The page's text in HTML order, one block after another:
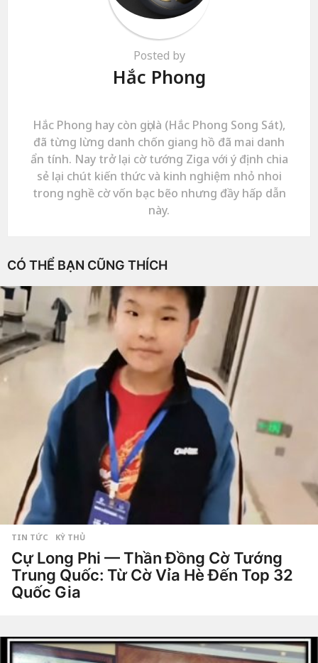
Posted by
Hắc Phong
Hắc Phong hay còn gọi là (Hắc Phong Song Sát),
đã từng lừng danh chốn giang hồ đã mai danh
ẩn tính. Nay trở lại cờ tướng Ziga với ý định chia
sẻ lại chút kiến thức và kinh nghiệm nhỏ nhoi
trong nghề cờ vốn bạc bẽo nhưng đầy hấp dẫn
này.
CÓ THỂ BẠN CŨNG THÍCH
TIN TỨC ,KỲ THỦ
Cự Long Phi — Thần Đồng Cờ Tướng
Trung Quốc: Từ Cờ Vỉa Hè Đến Top 32
Quốc Gia
by
Tiêu
Dao
á
n
g